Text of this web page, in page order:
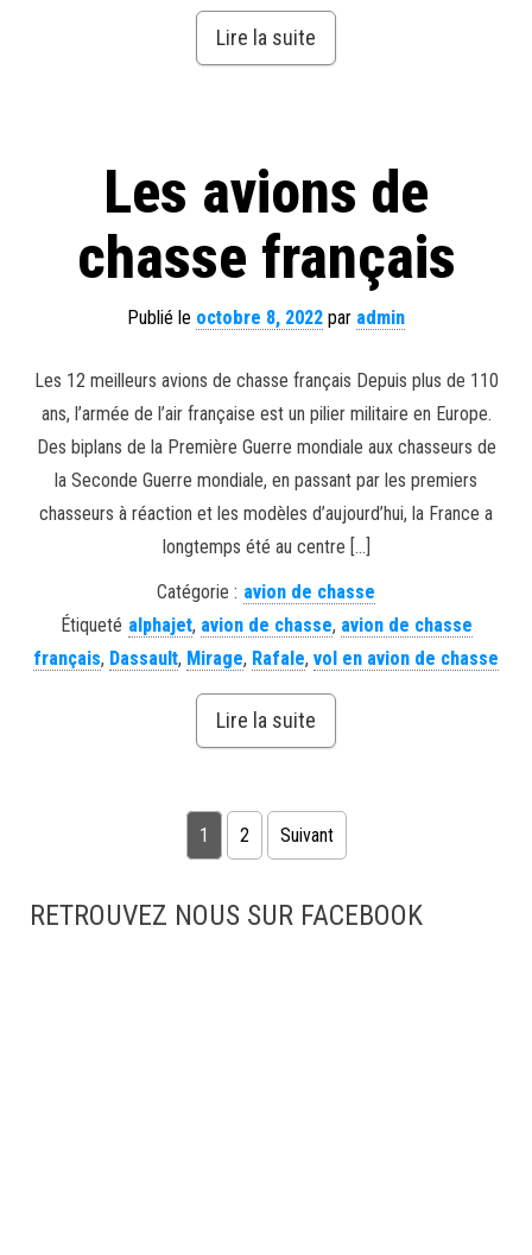
Lire la suite
Les avions de
chasse français
Publié le octobre 8, 2022 par admin
Les 12 meilleurs avions de chasse français Depuis plus de 110
ans, l’armée de l’air française est un pilier militaire en Europe.
Des biplans de la Première Guerre mondiale aux chasseurs de
la Seconde Guerre mondiale, en passant par les premiers
chasseurs à réaction et les modèles d’aujourd’hui, la France a
longtemps été au centre […]
Catégorie : avion de chasse
Étiqueté alphajet, avion de chasse, avion de chasse
français, Dassault, Mirage, Rafale, vol en avion de chasse
Lire la suite
Pagination des publications
1 2 Suivant
RETROUVEZ NOUS SUR FACEBOOK